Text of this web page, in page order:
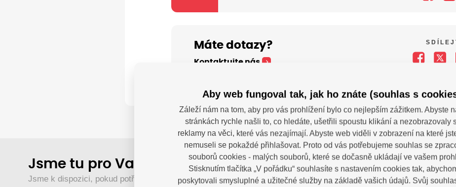
Máte dotazy?
Kontaktujte nás
Jsme tu pro Vaše děti.
Jsme k dispozici, pokud potřebujete pomoci.
Aby web fungoval tak, jak ho znáte (souhlas s
Záleží nám na tom, aby pro vás prohlížení bylo co nejlepším zážitkem. Abyste
stránkách rychle našli to, co hledáte, ušetřili spoustu klikání a nezobrazovaly
reklamy na věci, které vás nezajímají. Abyste web viděli v zobrazení na které
nemuseli se pokaždé přihlašovat. Proto od vás potřebujeme souhlas se
souborů cookies - malých souborů, které se dočasně ukládají ve vašem
Stisknutím tlačítka „V pořádku“ souhlasíte s nastavením cookies tak,
poskytovali smysluplné a užitečné služby na základě vašich údajů. Svůj